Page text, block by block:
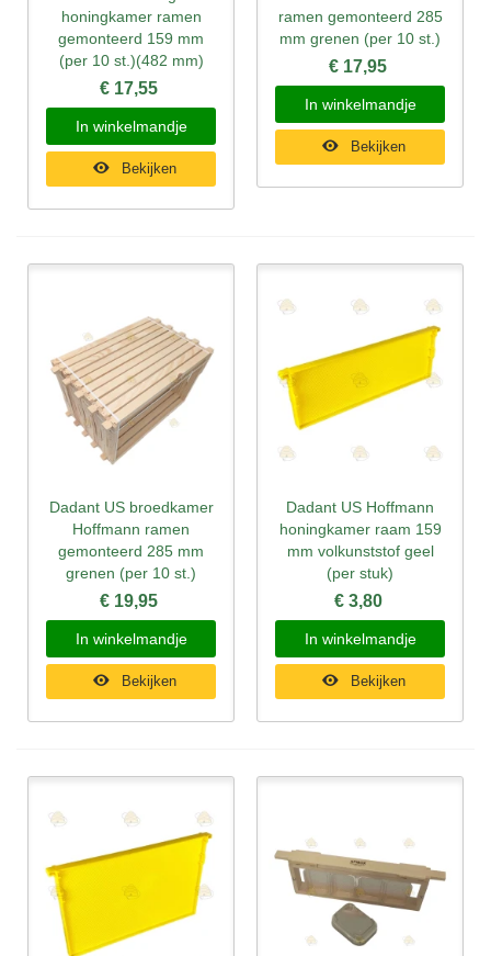
honingkamer ramen
gemonteerd 159 mm
(per 10 st.)(482 mm)
€ 17,55
In winkelmandje
Bekijken
ramen gemonteerd 285
mm grenen (per 10 st.)
€ 17,95
In winkelmandje
Bekijken
Dadant US broedkamer
Hoffmann ramen
gemonteerd 285 mm
grenen (per 10 st.)
€ 19,95
In winkelmandje
Bekijken
Dadant US Hoffmann
honingkamer raam 159
mm volkunststof geel
(per stuk)
€ 3,80
In winkelmandje
Bekijken